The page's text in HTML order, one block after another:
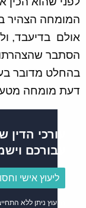
המומחה הצהיר
אולם בדיעבד,
הסתבר שהצהרתו
בהחלט מדובר
דעת מומחה
עורכי הדין
עבורכם
ליעוץ אישי
הייעוץ ניתן ללא